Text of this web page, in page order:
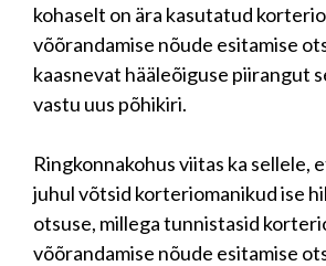
kohaselt on ära kasutatud
võõrandamise nõude esitamise
kaasnevat hääleõiguse piirangut
vastu uus põhikiri.
Ringkonnakohus viitas ka sellele,
juhul võtsid korteriomanikud ise
otsuse, millega tunnistasid
võõrandamise nõude esitamise